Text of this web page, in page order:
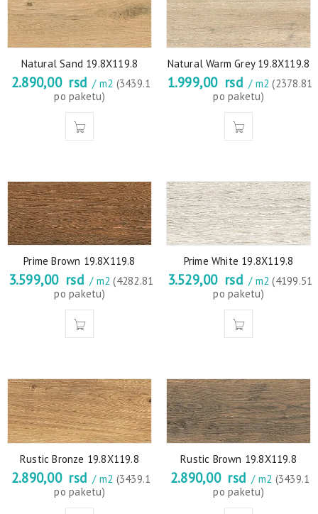
Natural Sand 19.8X119.8
2.890,00 rsd / m2 (3439.1
po paketu)
Natural Warm Grey 19.8X119.8
1.999,00 rsd / m2(2378.81
po paketu)
Prime Brown 19.8X119.8
3.599,00 rsd / m2(4282.81
po paketu)
Prime White 19.8X119.8
3.529,00 rsd / m2(4199.51
po paketu)
Rustic Bronze 19.8X119.8
2.890,00 rsd / m2 (3439.1
po paketu)
Rustic Brown 19.8X119.8
2.890,00 rsd / m2 (3439.1
po paketu)